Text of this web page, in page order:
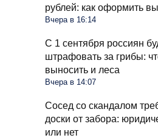
рублей: как оформить
Вчера в 16:14
С 1 сентября россиян
штрафовать за грибы:
выносить и леса
Вчера в 14:07
Сосед со скандалом
доски от забора:
или нет